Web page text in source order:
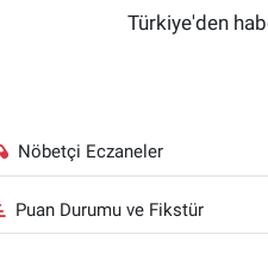
Türkiye'den
Nöbetçi Eczaneler
Puan Durumu ve Fikstür